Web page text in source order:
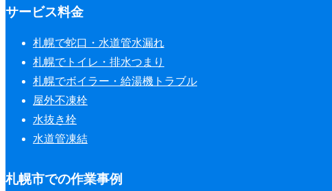
サービス料金
札幌で蛇口・水道管水漏れ
札幌でトイレ・排水つまり
札幌でボイラー・給湯機トラブル
屋外不凍栓
水抜き栓
水道管凍結
札幌市での作業事例